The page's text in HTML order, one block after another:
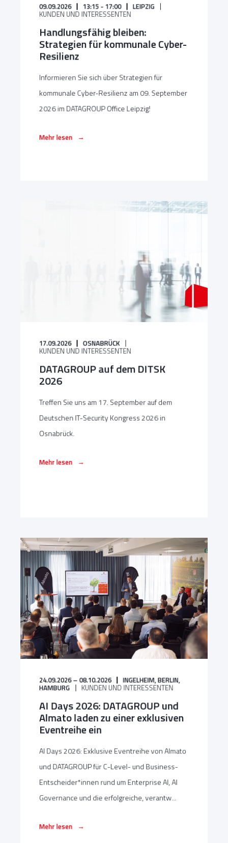
09.09.2026 13:15 - 17:00 LEIPZIG
KUNDEN UND INTERESSENTEN
Handlungsfähig bleiben:
Strategien für kommunale Cyber-
Resilienz
Informieren Sie sich über Strategien für
kommunale Cyber-Resilienz am 09. September
2026 im DATAGROUP Office Leipzig!
Mehr lesen →
17.09.2026 OSNABRÜCK
KUNDEN UND INTERESSENTEN
DATAGROUP auf dem DITSK
2026
Treffen Sie uns am 17. September auf dem
Deutschen IT-Security Kongress 2026 in
Osnabrück.
Mehr lesen →
24.09.2026 – 08.10.2026 INGELHEIM,BERLIN,
HAMBURG KUNDEN UND INTERESSENTEN
AI Days 2026: DATAGROUP und
Almato laden zu einer exklusiven
Eventreihe ein
AI Days 2026: Exklusive Eventreihe von Almato
und DATAGROUP für C-Level- und Business-
Entscheider*innen rund um Enterprise AI, AI
Governance und die erfolgreiche, verantw...
Mehr lesen →